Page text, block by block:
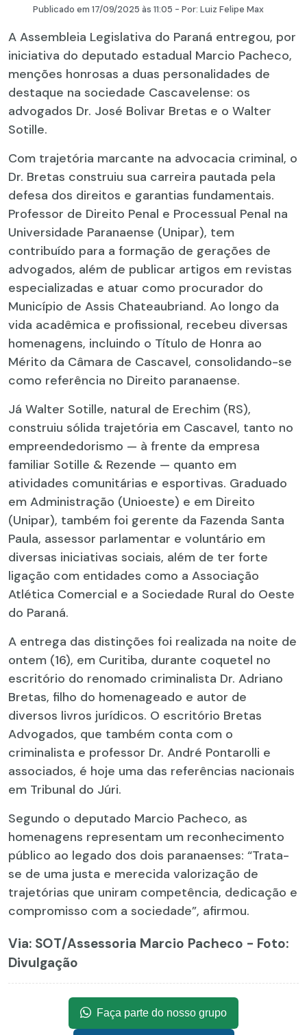
Publicado em 17/09/2025 às 11:05 - Por: Luiz Felipe Max
A Assembleia Legislativa do Paraná entregou, por
iniciativa do deputado estadual Marcio Pacheco,
menções honrosas a duas personalidades de
destaque na sociedade Cascavelense: os
advogados Dr. José Bolivar Bretas e o Walter
Sotille.
Com trajetória marcante na advocacia criminal, o
Dr. Bretas construiu sua carreira pautada pela
defesa dos direitos e garantias fundamentais.
Professor de Direito Penal e Processual Penal na
Universidade Paranaense (Unipar), tem
contribuído para a formação de gerações de
advogados, além de publicar artigos em revistas
especializadas e atuar como procurador do
Município de Assis Chateaubriand. Ao longo da
vida acadêmica e profissional, recebeu diversas
homenagens, incluindo o Título de Honra ao
Mérito da Câmara de Cascavel, consolidando-se
como referência no Direito paranaense.
Já Walter Sotille, natural de Erechim (RS),
construiu sólida trajetória em Cascavel, tanto no
empreendedorismo — à frente da empresa
familiar Sotille & Rezende — quanto em
atividades comunitárias e esportivas. Graduado
em Administração (Unioeste) e em Direito
(Unipar), também foi gerente da Fazenda Santa
Paula, assessor parlamentar e voluntário em
diversas iniciativas sociais, além de ter forte
ligação com entidades como a Associação
Atlética Comercial e a Sociedade Rural do Oeste
do Paraná.
A entrega das distinções foi realizada na noite de
ontem (16), em Curitiba, durante coquetel no
escritório do renomado criminalista Dr. Adriano
Bretas, filho do homenageado e autor de
diversos livros jurídicos. O escritório Bretas
Advogados, que também conta com o
criminalista e professor Dr. André Pontarolli e
associados, é hoje uma das referências nacionais
em Tribunal do Júri.
Segundo o deputado Marcio Pacheco, as
homenagens representam um reconhecimento
público ao legado dos dois paranaenses: “Trata-
se de uma justa e merecida valorização de
trajetórias que uniram competência, dedicação e
compromisso com a sociedade”, afirmou.
Via: SOT/Assessoria Marcio Pacheco - Foto:
Divulgação
Faça parte do nosso grupo